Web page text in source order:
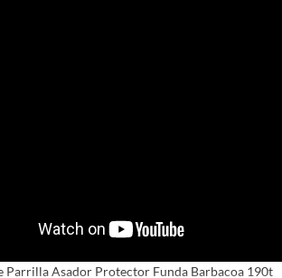
medicamentos, suplementos alimenticios,
color a solicitud.
Parrilla Asador Protector Funda Barbacoa 190t